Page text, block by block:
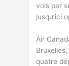
vols par
jusqu’ici
Air
quatre